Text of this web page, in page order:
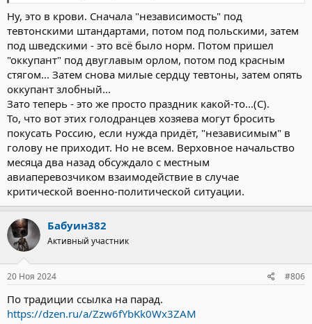
Ну, это в крови. Сначала "независимость" под
тевтонскими штандартами, потом под польскими, затем
под шведскими - это всё было норм. Потом пришел
"оккупант" под двуглавым орлом, потом под красным
стягом... Затем снова милые сердцу тевтоны, затем опять
оккупант злобный...
Зато теперь - это же просто праздник какой-то...(С).
То, что вот этих голодранцев хозяева могут бросить
покусать Россию, если нужда придёт, "независимым" в
голову не приходит. Но не всем. Верховное начальство
месяца два назад обсуждало с местным
авиаперевозчиком взаимодействие в случае
критической военно-политической ситуации.
Бабуин382
Активный участник
20 Ноя 2024 #806
По традиции ссылка на парад.
https://dzen.ru/a/Zzw6fYbKk0Wx3ZAM